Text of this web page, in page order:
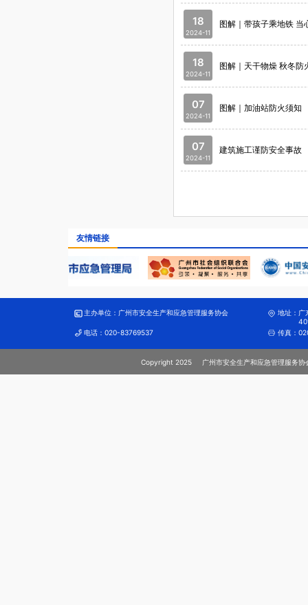
18
2024-11
图解｜带孩子乘地铁 当
18
2024-11
图解｜天干物燥 秋冬防
07
2024-11
图解｜加油站防火须知
07
2024-11
建筑施工谨防安全事故
友情链接
主办单位： 广州市安全生产和应急管理服务协会 地址： 广
电话：020-83769537 传真：
Copyright 2025 广州市安全生产和应急管理服务